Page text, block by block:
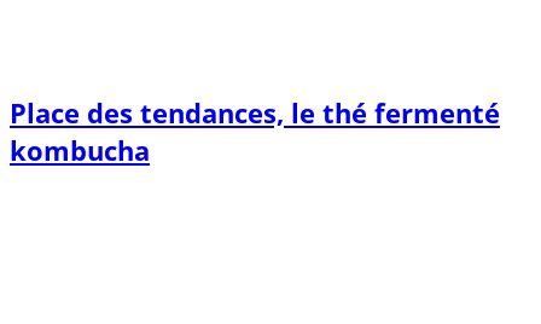
Place des tendances, le thé fermenté
kombucha